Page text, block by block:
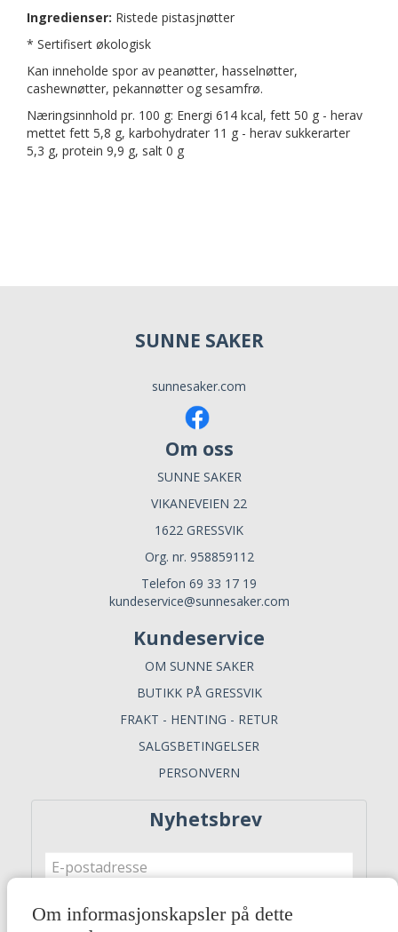
Ingredienser: Ristede pistasjnøtter
* Sertifisert økologisk
Kan inneholde spor av peanøtter, hasselnøtter,
cashewnøtter, pekannøtter og sesamfrø.
Næringsinnhold pr. 100 g: Energi 614 kcal, fett 50 g - herav
mettet fett 5,8 g, karbohydrater 11 g - herav sukkerarter
5,3 g, protein 9,9 g, salt 0 g
SUNNE SAKER
sunnesaker.com
Om oss
SUNNE SAKER
VIKANEVEIEN 22
1622 GRESSVIK
Org. nr. 958859112
Telefon 69 33 17 19
kundeservice@sunnesaker.com
Kundeservice
OM SUNNE SAKER
BUTIKK PÅ GRESSVIK
FRAKT - HENTING - RETUR
SALGSBETINGELSER
PERSONVERN
Nyhetsbrev
Meld meg på
Om informasjonskapsler på dette